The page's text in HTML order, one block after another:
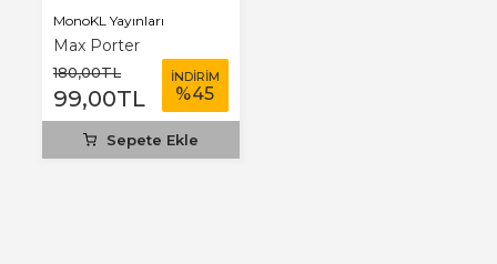
MonoKL Yayınları
Max Porter
180,00TL
99,00TL
İNDİRİM
%45
Sepete Ekle